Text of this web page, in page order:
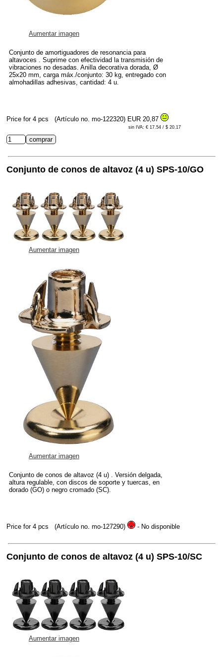
Aumentar imagen
Conjunto de amortiguadores de resonancia para
altavoces . Suprime con efectividad la transmisión de
vibraciones no desadas. Anilla decorativa dorada, Ø
25x20 mm, carga máx./conjunto: 30 kg, entregado con
almohadillas adhesivas, cantidad: 4 u.
Price for 4 pcs (Artículo no. mo-122320) EUR 20,87
sin IVA: € 17.54 / $ 20.17
Conjunto de conos de altavoz (4 u) SPS-10/GO
Aumentar imagen
Aumentar imagen
Conjunto de conos de altavoz (4 u) . Versión delgada,
altura regulable, con discos de soporte y tuercas, en
dorado (GO) o negro cromado (SC).
Price for 4 pcs (Artículo no. mo-127290) - No disponible
Conjunto de conos de altavoz (4 u) SPS-10/SC
Aumentar imagen